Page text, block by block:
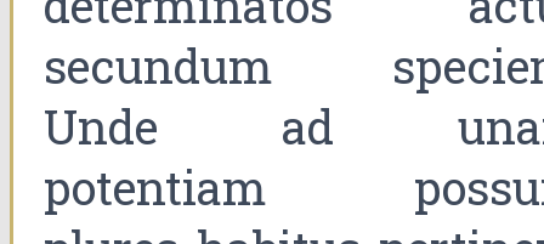
secundum
Unde ad
potentiam